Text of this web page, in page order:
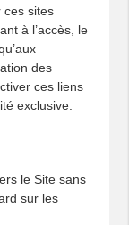
ces sites
à l’accès, le
des
ces liens
exclusive.
le Site sans
sur les